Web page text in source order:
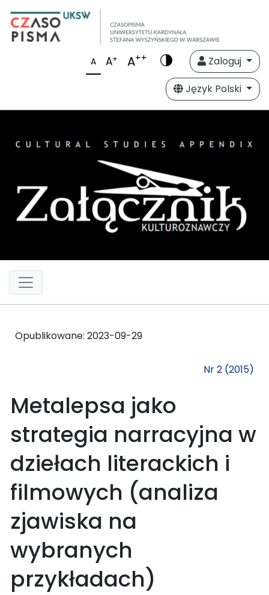
A A+ A++
Zaloguj
Język Polski
Opublikowane: 2023-09-29
Nr 2 (2015)
Metalepsa jako
strategia narracyjna w
dziełach literackich i
filmowych (analiza
zjawiska na
wybranych
przykładach)